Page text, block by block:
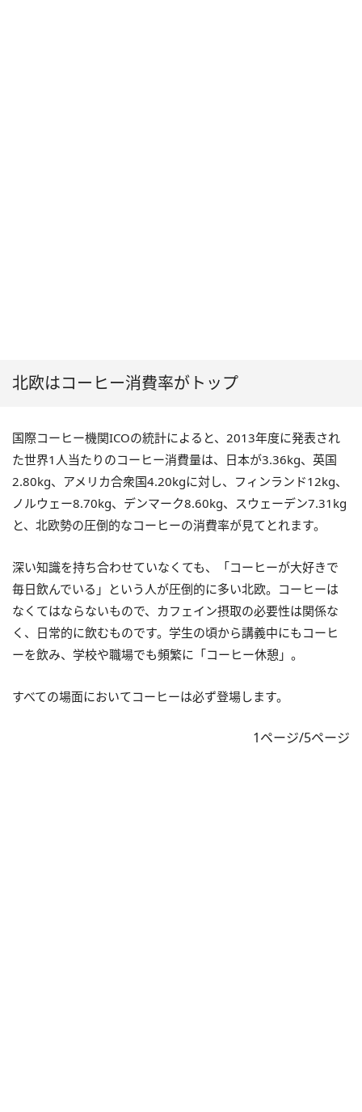
北欧はコーヒー消費率がトップ
国際コーヒー機関ICOの統計によると、2013年度に発表され
た世界1人当たりのコーヒー消費量は、日本が3.36kg、英国
2.80kg、アメリカ合衆国4.20kgに対し、フィンランド12kg、
ノルウェー8.70kg、デンマーク8.60kg、スウェーデン7.31kg
と、北欧勢の圧倒的なコーヒーの消費率が見てとれます。
深い知識を持ち合わせていなくても、「コーヒーが大好きで
毎日飲んでいる」という人が圧倒的に多い北欧。コーヒーは
なくてはならないもので、カフェイン摂取の必要性は関係な
く、日常的に飲むものです。学生の頃から講義中にもコーヒ
ーを飲み、学校や職場でも頻繁に「コーヒー休憩」。
すべての場面においてコーヒーは必ず登場します。
1ページ/5ページ